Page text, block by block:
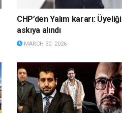
CHP’den Yalım kararı: Üyeliği
askıya alındı
MARCH 30, 2026